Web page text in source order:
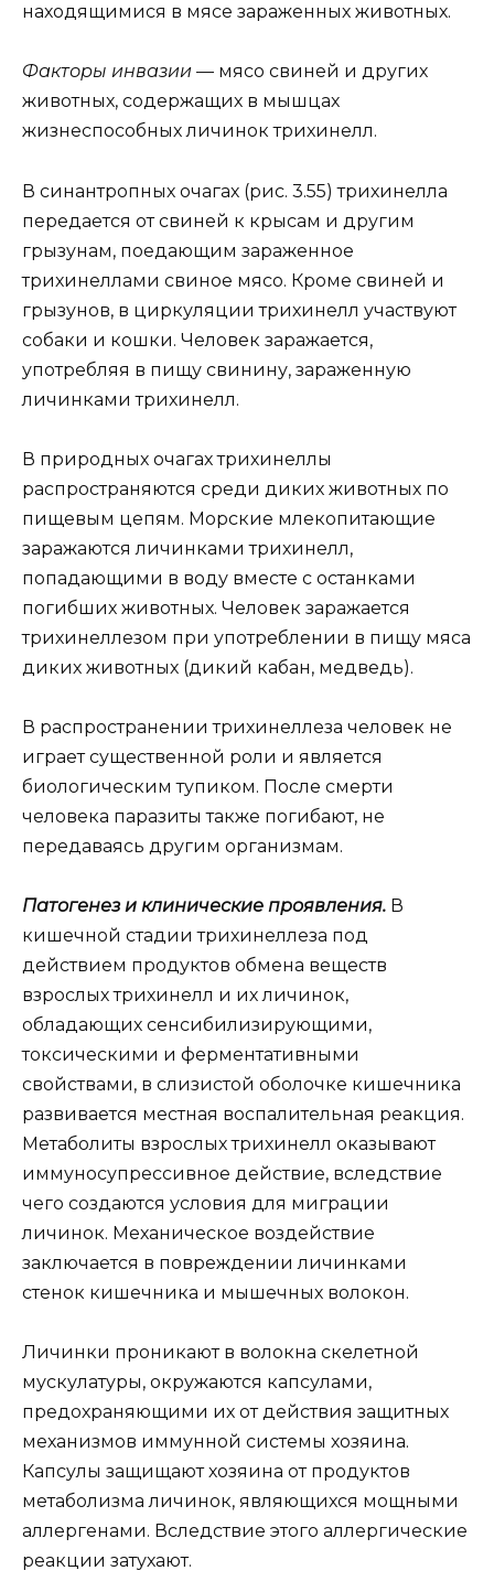
находящимися в мясе зараженных животных.
Факторы инвазии — мясо свиней и других
животных, содержащих в мышцах
жизнеспособных личинок трихинелл.
В синантропных очагах (рис. 3.55) трихинелла
передается от свиней к крысам и другим
грызунам, поедающим зараженное
трихинеллами свиное мясо. Кроме свиней и
грызунов, в циркуляции трихинелл участвуют
собаки и кошки. Человек заражается,
употребляя в пищу свинину, зараженную
личинками трихинелл.
В природных очагах трихинеллы
распространяются среди диких животных по
пищевым цепям. Морские млекопитающие
заражаются личинками трихинелл,
попадающими в воду вместе с останками
погибших животных. Человек заражается
трихинеллезом при употреблении в пищу мяса
диких животных (дикий кабан, медведь).
В распространении трихинеллеза человек не
играет существенной роли и является
биологическим тупиком. После смерти
человека паразиты также погибают, не
передаваясь другим организмам.
Патогенез и клинические проявления. В
кишечной стадии трихинеллеза под
действием продуктов обмена веществ
взрослых трихинелл и их личинок,
обладающих сенсибилизирующими,
токсическими и ферментативными
свойствами, в слизистой оболочке кишечника
развивается местная воспалительная реакция.
Метаболиты взрослых трихинелл оказывают
иммуносупрессивное действие, вследствие
чего создаются условия для миграции
личинок. Механическое воздействие
заключается в повреждении личинками
стенок кишечника и мышечных волокон.
Личинки проникают в волокна скелетной
мускулатуры, окружаются капсулами,
предохраняющими их от действия защитных
механизмов иммунной системы хозяина.
Капсулы защищают хозяина от продуктов
метаболизма личинок, являющихся мощными
аллергенами. Вследствие этого аллергические
реакции затухают.